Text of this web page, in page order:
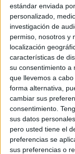
estándar enviada
personalizado,
investigación de
permiso, nosotros y
localización
características de
su consentimiento a
que llevemos a
forma alternativa,
cambiar sus
consentimiento.
sus datos
pero usted tiene el
preferencias se
sus preferencias o